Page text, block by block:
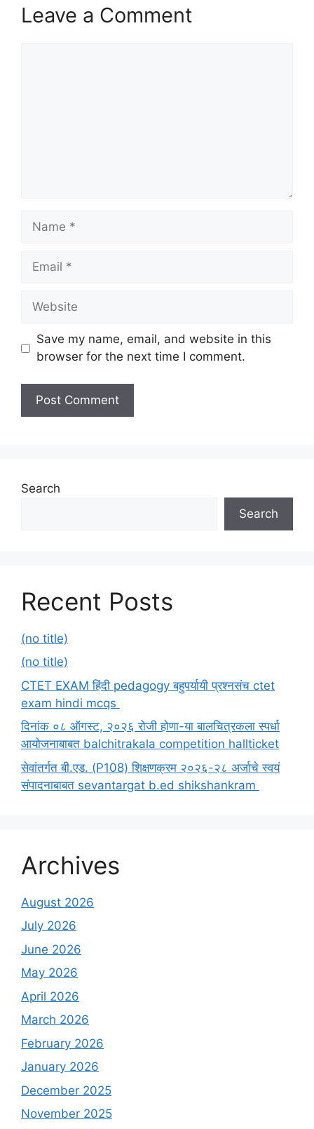
Leave a Comment
Name
Email
Website
Save my name, email, and website in this
browser for the next time I comment.
Search
Search
Recent Posts
(no title)
(no title)
CTET EXAM हिंदी pedagogy बहुपर्यायी प्रश्नसंच ctet
exam hindi mcqs
दिनांक ०८ ऑगस्ट, २०२६ रोजी होणा-या बालचित्रकला स्पर्धा
आयोजनाबाबत balchitrakala competition hallticket
सेवांतर्गत बी.एड. (P108) शिक्षणक्रम २०२६-२८ अर्जाचे स्वयं
संपादनाबाबत sevantargat b.ed shikshankram
Archives
August 2026
July 2026
June 2026
May 2026
April 2026
March 2026
February 2026
January 2026
December 2025
November 2025